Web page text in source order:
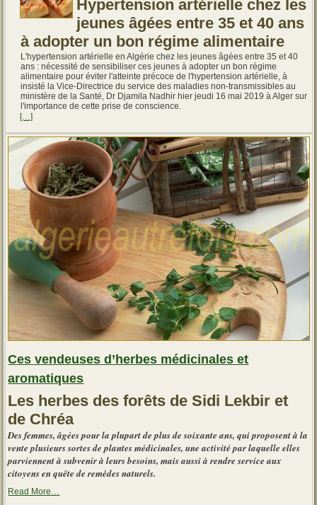
Hypertension artérielle chez les
jeunes âgées entre 35 et 40 ans
à adopter un bon régime alimentaire
L'hypertension artérielle en Algérie chez les jeunes âgées entre 35 et 40
ans : nécessité de sensibiliser ces jeunes à adopter un bon régime
alimentaire pour éviter l'atteinte précoce de l'hypertension artérielle, à
insisté la Vice-Directrice du service des maladies non-transmissibles au
ministère de la Santé, Dr Djamila Nadhir hier jeudi 16 mai 2019 à Alger sur
l'importance de cette prise de conscience.
[…]
Ces vendeuses d’herbes médicinales et
aromatiques
Les herbes des forêts de Sidi Lekbir et
de Chréa
Des femmes, âgées pour la plupart de plus de soixante ans, qui proposent à la
vente plusieurs sortes de plantes médicinales, une activité par laquelle elles
parviennent à subvenir à leurs besoins, mais aussi à rendre service aux
citoyens en quête de remèdes naturels.
Read More…